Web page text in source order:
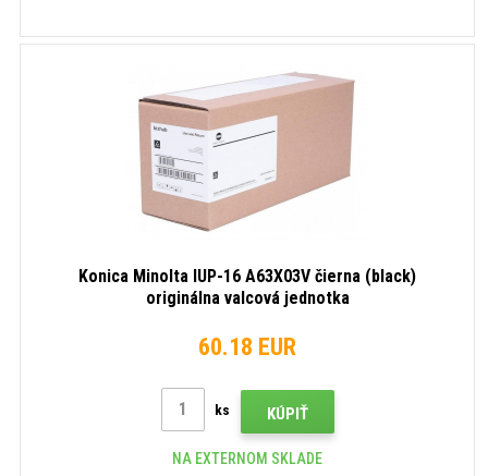
Konica Minolta IUP-16 A63X03V čierna (black)
originálna valcová jednotka
60.18 EUR
ks KÚPIŤ
NA EXTERNOM SKLADE